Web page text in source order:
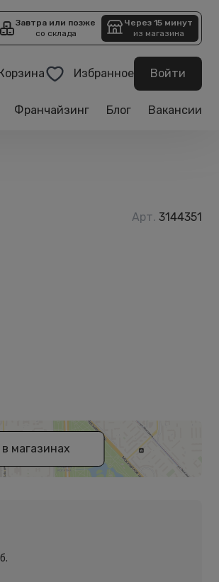
Завтра или позже
со склада
Через 15 минут
из магазина
Избранное Войти
Франчайзинг Блог Вакансии
Арт. 3144351
магазинах